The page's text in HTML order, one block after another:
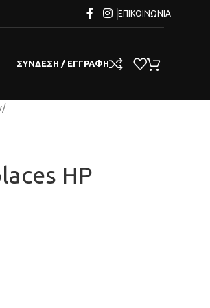
ΕΠΙΚΟΙΝΩΝΊΑ
ΣΎΝΔΕΣΗ / ΕΓΓΡΑΦΉ
/
HP